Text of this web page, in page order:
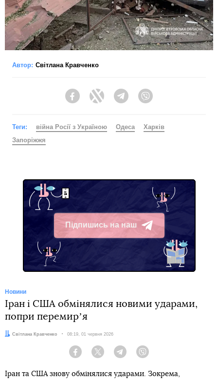
Автор: Світлана Кравченко
FacebookTwitter Telegram
Теги: війна Росії з Україною Одеса
Харків
Запоріжжя
Підпишись на наш
Telegram
Новини
Іран і США обмінялися новими ударами,
попри перемирʼя
Автор:
Світлана Кравченко Дата:
08:19, 01 червня 2026
Facebook Twitter Telegram
Іран та США знову обмінялися ударами. Зокрема,